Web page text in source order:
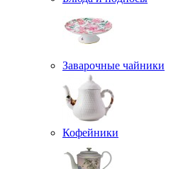
Заварочные чайники
Кофейники